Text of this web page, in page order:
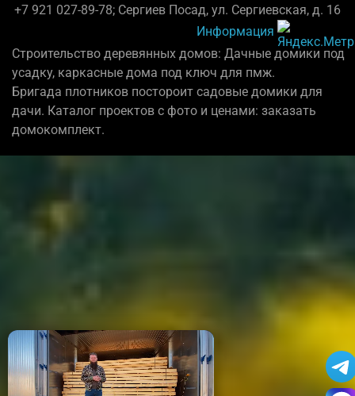
+7 921 027-89-78; Сергиев Посад, ул. Сергиевская, д. 16
Информация
Строительство деревянных домов: Дачные домики под
усадку, каркасные дома под ключ для пмж.
Бригада плотников постороит садовые домики для
дачи. Каталог проектов с фото и ценами: заказать
домокомплект.